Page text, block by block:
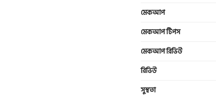
মেকআপ
মেকআপ টিপস
মেকআপ রিভিউ
রিভিউ
সুস্থতা